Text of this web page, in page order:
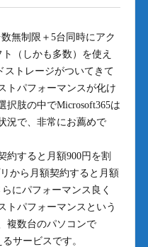
無制限＋5台同時にアク
（しかも多数）を使え
ストレージがついてきて
トパフォーマンスが化け
択肢の中でMicrosoft365は
況で、非常にお薦めで
すると月額900円を割
から月額契約すると月額
にパフォーマンス良く
トパフォーマンスという
複数台のパソコンで
サービスです。